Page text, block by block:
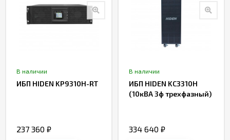
В наличии
ИБП HIDEN KP9310H-RT
237 360 ₽
В наличии
ИБП HIDEN KC3310H
(10кВА 3ф трехфазный)
334 640 ₽